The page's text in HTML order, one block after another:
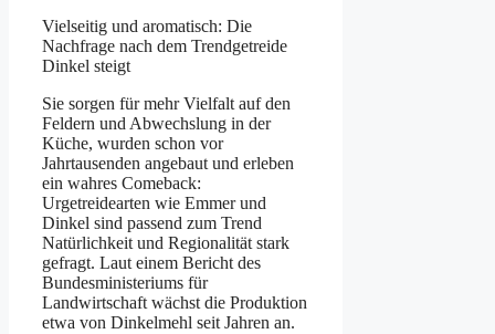
Vielseitig und aromatisch: Die
Nachfrage nach dem Trendgetreide
Dinkel steigt
Sie sorgen für mehr Vielfalt auf den
Feldern und Abwechslung in der
Küche, wurden schon vor
Jahrtausenden angebaut und erleben
ein wahres Comeback:
Urgetreidearten wie Emmer und
Dinkel sind passend zum Trend
Natürlichkeit und Regionalität stark
gefragt. Laut einem Bericht des
Bundesministeriums für
Landwirtschaft wächst die Produktion
etwa von Dinkelmehl seit Jahren an.